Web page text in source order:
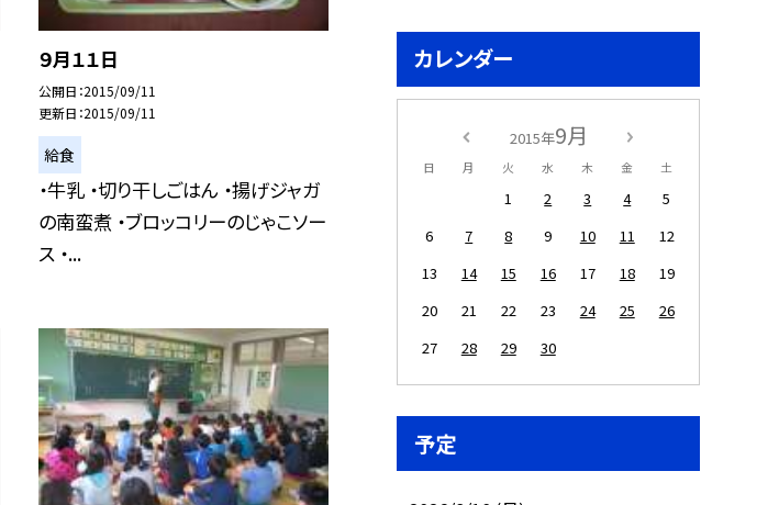
９月１１日
公開日 2015/09/11
更新日 2015/09/11
給食
・牛乳 ・切り干しごはん ・揚げジャガ
の南蛮煮 ・ブロッコリーのじゃこソー
ス ・...
カレンダー
2015年9月
日 月 火 水 木 金 土
1 2 3 4
5
6
7 8 9 10 11
12
13
14 15 16 17 18
19
20
21 22 23 24 25
26
27
28 29 30
予定